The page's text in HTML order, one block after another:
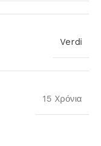
Verdi
15 Xρόνια